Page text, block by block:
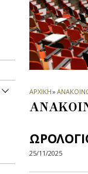
ΑΡΧΙΚΗ»
25/11/2025